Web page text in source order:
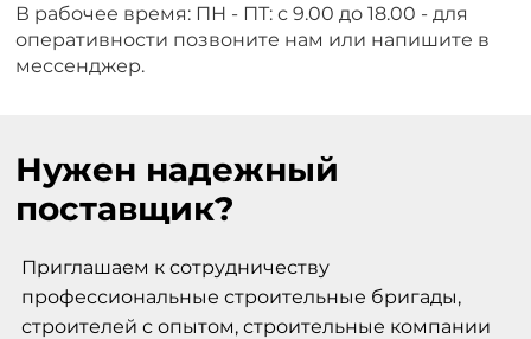
В рабочее время: ПН - ПТ: с 9.00 до 18.00 - для
оперативности позвоните нам или напишите в
мессенджер.
Нужен надежный
поставщик?
Приглашаем к сотрудничеству
профессиональные строительные бригады,
строителей с опытом, строительные компании